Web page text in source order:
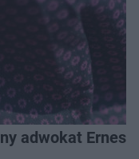
adwokat Ernest